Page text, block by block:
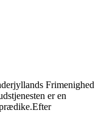
Frimenighed
er en